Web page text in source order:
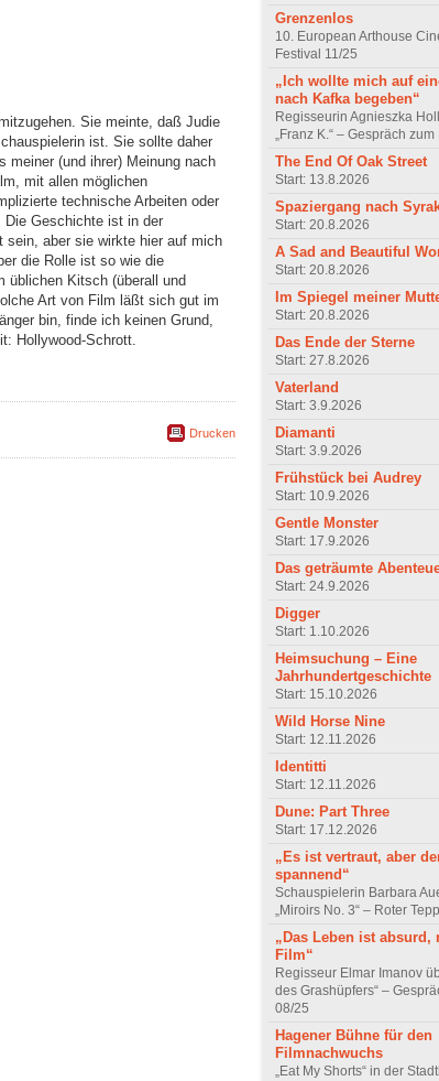
Sie meinte, daß Judie
ist. Sie sollte daher
meiner (und ihrer) Meinung nach
mit allen möglichen
technische Arbeiten oder
Die Geschichte ist in der
sein, aber sie wirkte hier auf mich
die Rolle ist so wie die
üblichen Kitsch (überall und
Art von Film läßt sich gut im
bin, finde ich keinen Grund,
Hollywood-Schrott.
Drucken
Grenzenlos
10. European Arthouse
Festival 11/25
„Ich wollte mich auf
nach Kafka begeben“
Regisseurin Agnieszka
„Franz K.“ – Gespräch
The End Of Oak Street
Start: 13.8.2026
Spaziergang nach
Start: 20.8.2026
A Sad and Beautiful
Start: 20.8.2026
Im Spiegel meiner
Start: 20.8.2026
Das Ende der Sterne
Start: 27.8.2026
Vaterland
Start: 3.9.2026
Diamanti
Start: 3.9.2026
Frühstück bei Audrey
Start: 10.9.2026
Gentle Monster
Start: 17.9.2026
Das geträumte
Start: 24.9.2026
Digger
Start: 1.10.2026
Heimsuchung – Eine
Jahrhundertgeschichte
Start: 15.10.2026
Wild Horse Nine
Start: 12.11.2026
Identitti
Start: 12.11.2026
Dune: Part Three
Start: 17.12.2026
„Es ist vertraut, aber
spannend“
Schauspielerin Barbara
„Miroirs No. 3“ – Roter
„Das Leben ist absurd,
Film“
Regisseur Elmar Imanov
des Grashüpfers“ –
08/25
Hagener Bühne für den
Filmnachwuchs
„Eat My Shorts“ in der